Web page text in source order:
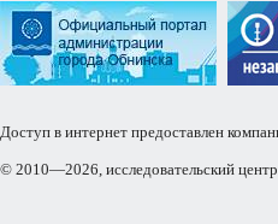
Доступ в интернет предоставлен
© 2010—2026, исследовательский